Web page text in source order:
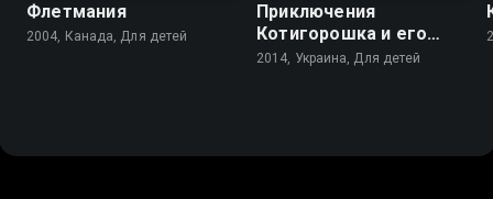
Флетмания
2004, Канада, Для детей
Приключения
Котигорошка и его
друзей
2014, Украина, Для детей